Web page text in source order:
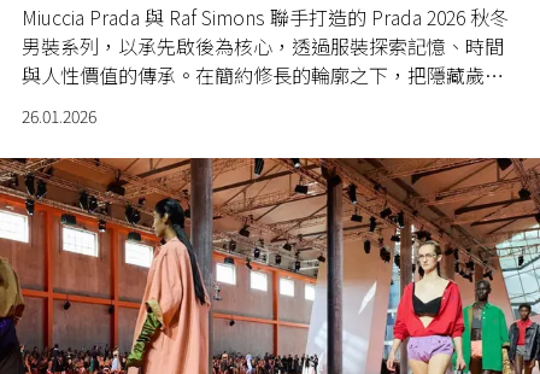
Miuccia Prada 與 Raf Simons 聯手打造的 Prada 2026 秋冬
男裝系列，以承先啟後為核心，透過服裝探索記憶、時間
與人性價值的傳承。在簡約修長的輪廓之下，把隱藏歲月
26.01.2026